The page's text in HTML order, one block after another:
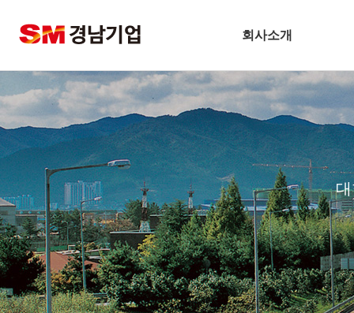
회사소개
기업개요
CEO 인사말
비전
주요연혁
경남슬롯사이트 볼트 메이저
안전보건방침
기술경영
환경경영
찾아오시는길